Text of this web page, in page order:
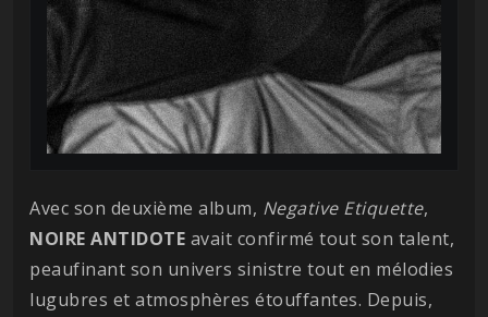
Avec son deuxième album, Negative Etiquette,
NOIRE ANTIDOTE avait confirmé tout son talent,
peaufinant son univers sinistre tout en mélodies
lugubres et atmosphères étouffantes. Depuis,